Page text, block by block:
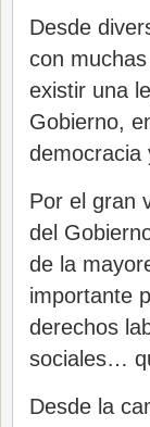
Desde
con
existir una
Gobierno,
democracia
Por el gran
del
de la
importante
derechos
sociales…
Desde la